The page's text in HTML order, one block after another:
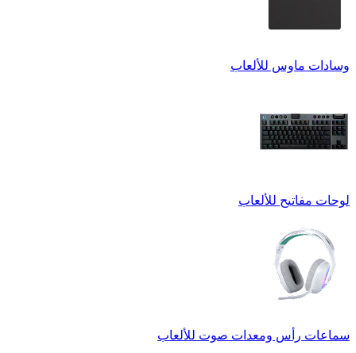
وسادات ماوس للألعاب
لوحات مفاتيح للألعاب
سماعات رأس ومعدات صوت للألعاب